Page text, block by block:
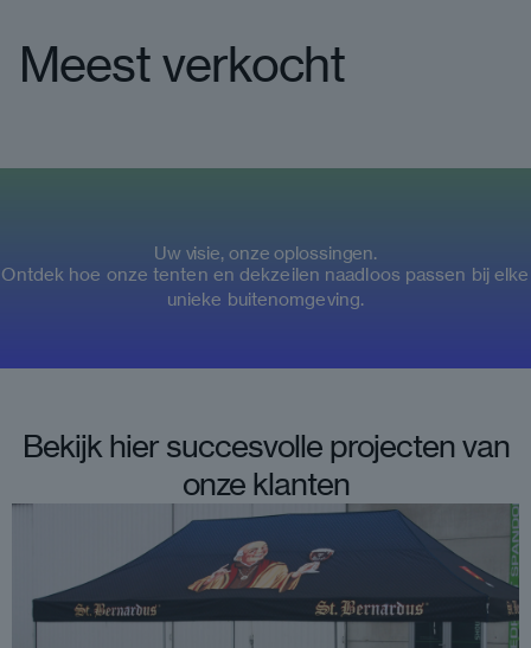
Meest verkocht
Uw visie, onze oplossingen.
Ontdek hoe onze tenten en dekzeilen naadloos passen bij elke
unieke buitenomgeving.
Bekijk hier succesvolle projecten van
onze klanten